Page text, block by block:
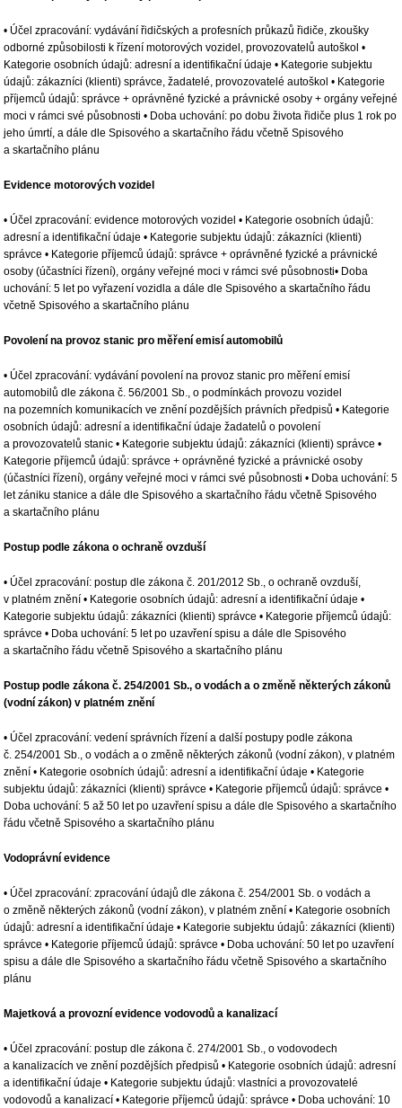
• Účel zpracování: vydávání řidičských a profesních průkazů řidiče, zkoušky
odborné způsobilosti k řízení motorových vozidel, provozovatelů autoškol •
Kategorie osobních údajů: adresní a identifikační údaje • Kategorie subjektu
údajů: zákazníci (klienti) správce, žadatelé, provozovatelé autoškol • Kategorie
příjemců údajů: správce + oprávněné fyzické a právnické osoby + orgány veřejné
moci v rámci své působnosti • Doba uchování: po dobu života řidiče plus 1 rok po
jeho úmrtí, a dále dle Spisového a skartačního řádu včetně Spisového
a skartačního plánu
Evidence motorových vozidel
• Účel zpracování: evidence motorových vozidel • Kategorie osobních údajů:
adresní a identifikační údaje • Kategorie subjektu údajů: zákazníci (klienti)
správce • Kategorie příjemců údajů: správce + oprávněné fyzické a právnické
osoby (účastníci řízení), orgány veřejné moci v rámci své působnosti• Doba
uchování: 5 let po vyřazení vozidla a dále dle Spisového a skartačního řádu
včetně Spisového a skartačního plánu
Povolení na provoz stanic pro měření emisí automobilů
• Účel zpracování: vydávání povolení na provoz stanic pro měření emisí
automobilů dle zákona č. 56/2001 Sb., o podmínkách provozu vozidel
na pozemních komunikacích ve znění pozdějších právních předpisů • Kategorie
osobních údajů: adresní a identifikační údaje žadatelů o povolení
a provozovatelů stanic • Kategorie subjektu údajů: zákazníci (klienti) správce •
Kategorie příjemců údajů: správce + oprávněné fyzické a právnické osoby
(účastníci řízení), orgány veřejné moci v rámci své působnosti • Doba uchování: 5
let zániku stanice a dále dle Spisového a skartačního řádu včetně Spisového
a skartačního plánu
Postup podle zákona o ochraně ovzduší
• Účel zpracování: postup dle zákona č. 201/2012 Sb., o ochraně ovzduší,
v platném znění • Kategorie osobních údajů: adresní a identifikační údaje •
Kategorie subjektu údajů: zákazníci (klienti) správce • Kategorie příjemců údajů:
správce • Doba uchování: 5 let po uzavření spisu a dále dle Spisového
a skartačního řádu včetně Spisového a skartačního plánu
Postup podle zákona č. 254/2001 Sb., o vodách a o změně některých zákonů
(vodní zákon) v platném znění
• Účel zpracování: vedení správních řízení a další postupy podle zákona
č. 254/2001 Sb., o vodách a o změně některých zákonů (vodní zákon), v platném
znění • Kategorie osobních údajů: adresní a identifikační údaje • Kategorie
subjektu údajů: zákazníci (klienti) správce • Kategorie příjemců údajů: správce •
Doba uchování: 5 až 50 let po uzavření spisu a dále dle Spisového a skartačního
řádu včetně Spisového a skartačního plánu
Vodoprávní evidence
• Účel zpracování: zpracování údajů dle zákona č. 254/2001 Sb. o vodách a
o změně některých zákonů (vodní zákon), v platném znění • Kategorie osobních
údajů: adresní a identifikační údaje • Kategorie subjektu údajů: zákazníci (klienti)
správce • Kategorie příjemců údajů: správce • Doba uchování: 50 let po uzavření
spisu a dále dle Spisového a skartačního řádu včetně Spisového a skartačního
plánu
Majetková a provozní evidence vodovodů a kanalizací
• Účel zpracování: postup dle zákona č. 274/2001 Sb., o vodovodech
a kanalizacích ve znění pozdějších předpisů • Kategorie osobních údajů: adresní
a identifikační údaje • Kategorie subjektu údajů: vlastníci a provozovatelé
vodovodů a kanalizací • Kategorie příjemců údajů: správce • Doba uchování: 10